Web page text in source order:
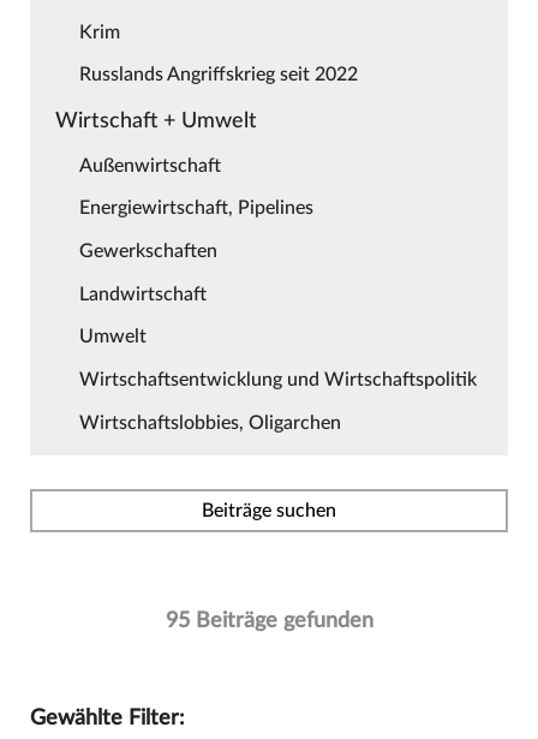
Krim
Russlands Angriffskrieg seit 2022
Wirtschaft + Umwelt
Außenwirtschaft
Energiewirtschaft, Pipelines
Gewerkschaften
Landwirtschaft
Umwelt
Wirtschaftsentwicklung und Wirtschaftspolitik
Wirtschaftslobbies, Oligarchen
Beiträge suchen
95 Beiträge gefunden
Gewählte Filter: